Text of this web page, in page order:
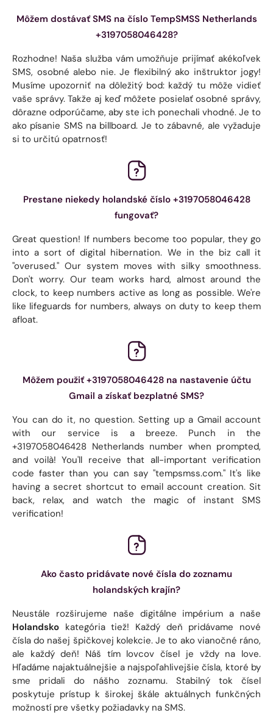
Môžem dostávať SMS na číslo TempSMSS Netherlands
+3197058046428?
Rozhodne! Naša služba vám umožňuje prijímať akékoľvek
SMS, osobné alebo nie. Je flexibilný ako inštruktor jogy!
Musíme upozorniť na dôležitý bod: každý tu môže vidieť
vaše správy. Takže aj keď môžete posielať osobné správy,
dôrazne odporúčame, aby ste ich ponechali vhodné. Je to
ako písanie SMS na billboard. Je to zábavné, ale vyžaduje
si to určitú opatrnosť!
Prestane niekedy holandské číslo +3197058046428
fungovať?
Great question! If numbers become too popular, they go
into a sort of digital hibernation. We in the biz call it
"overused." Our system moves with silky smoothness.
Don't worry. Our team works hard, almost around the
clock, to keep numbers active as long as possible. We're
like lifeguards for numbers, always on duty to keep them
afloat.
Môžem použiť +3197058046428 na nastavenie účtu
Gmail a získať bezplatné SMS?
You can do it, no question. Setting up a Gmail account
with our service is a breeze. Punch in the
+3197058046428 Netherlands number when prompted,
and voilà! You'll receive that all-important verification
code faster than you can say "tempsmss.com." It's like
having a secret shortcut to email account creation. Sit
back, relax, and watch the magic of instant SMS
verification!
Ako často pridávate nové čísla do zoznamu
holandských krajín?
Neustále rozširujeme naše digitálne impérium a naše
Holandsko kategória tiež! Každý deň pridávame nové
čísla do našej špičkovej kolekcie. Je to ako vianočné ráno,
ale každý deň! Náš tím lovcov čísel je vždy na love.
Hľadáme najaktuálnejšie a najspoľahlivejšie čísla, ktoré by
sme pridali do nášho zoznamu. Stabilný tok čísel
poskytuje prístup k širokej škále aktuálnych funkčných
možností pre všetky požiadavky na SMS.